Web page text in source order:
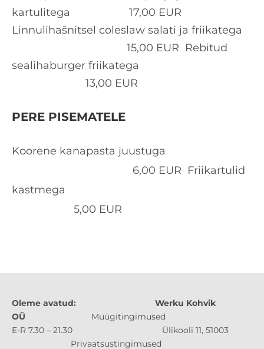
kartulitega 17,00 EUR
Linnulihašnitsel coleslaw salati ja friikatega
15,00 EUR Rebitud
sealihaburger friikatega
13,00 EUR
PERE PISEMATELE
Koorene kanapasta juustuga
6,00 EUR Friikartulid
kastmega
5,00 EUR
Oleme avatud:
Werku Kohvik
OÜ Müügitingimused
E-R 7.30 – 21.30 Ülikooli 11, 51003
Privaatsustingimused